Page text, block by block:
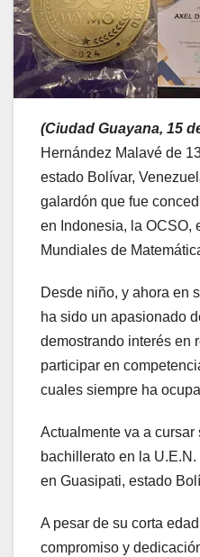
(Ciudad Guayana, 15
Hernández Malavé de
estado Bolívar,
galardón que fue
en Indonesia, la OCSO,
Mundiales de
Desde niño, y ahora en
ha sido un apasionado
demostrando interés en
participar en
cuales siempre ha
Actualmente va a cursar
bachillerato en la
en Guasipati, estado
A pesar de su corta
compromiso y